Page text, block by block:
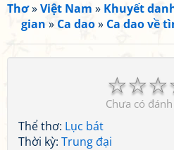
Thơ»Việt Nam » Khuyết
gian » Ca dao» Ca dao về
☆
☆
☆
Chưa có
Thể thơ: Lục bát
Thời kỳ: Trung đại